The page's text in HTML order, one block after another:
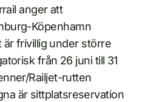
anger att
Köpenhamn
är frivillig under större
från 26 juni till 31
Railjet-rutten
är sittplatsreservation